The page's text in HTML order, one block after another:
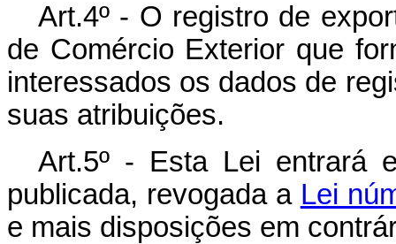
Art.4º - O registro de
de Comércio Exterior que
interessados os dados de
suas atribuições.
Art.5º - Esta Lei entrará
publicada, revogada a Lei
e mais disposições em